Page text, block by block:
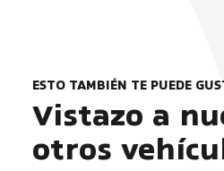
ESTO TAMBIÉN TE PUEDE
Vistazo a
otros